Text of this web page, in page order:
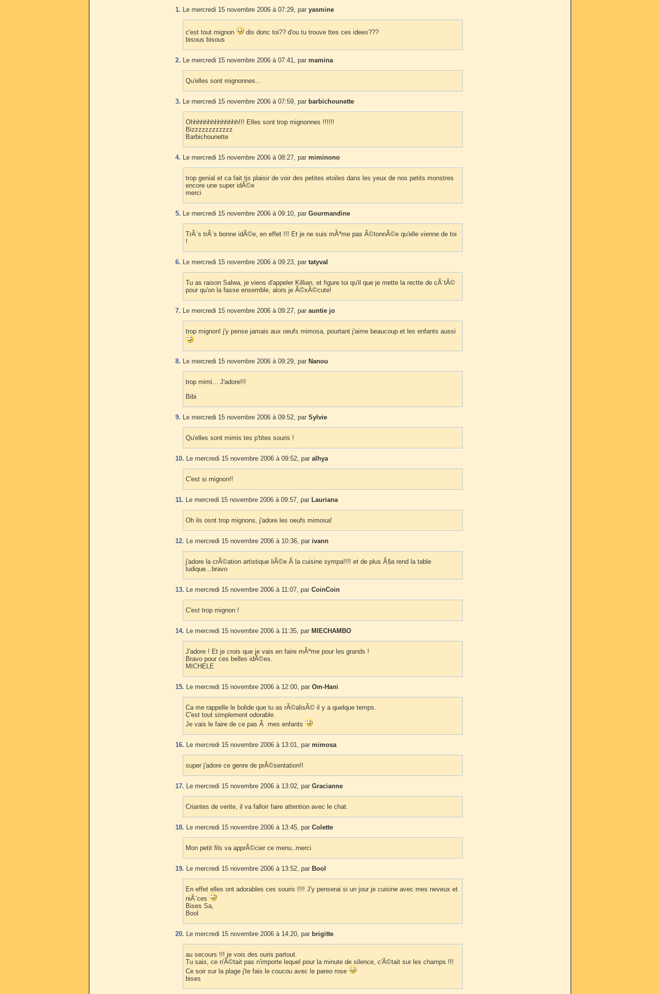
1. Le mercredi 15 novembre 2006 à 07:29, par yasmine
c'est tout mignon
dis donc toi?? d'ou tu trouve ttes ces idees???
bisous bisous
2. Le mercredi 15 novembre 2006 à 07:41, par mamina
Qu'elles sont mignonnes...
3. Le mercredi 15 novembre 2006 à 07:59, par barbichounette
Ohhhhhhhhhhhhhh!!! Elles sont trop mignonnes !!!!!!
Bizzzzzzzzzzzz
Barbichounette
4. Le mercredi 15 novembre 2006 à 08:27, par miminono
trop genial et ca fait tjs plaisir de voir des petites etoiles dans les yeux de nos petits monstres
encore une super idÃ©e
merci
5. Le mercredi 15 novembre 2006 à 09:10, par Gourmandine
TrÃ¨s trÃ¨s bonne idÃ©e, en effet !!! Et je ne suis mÃªme pas Ã©tonnÃ©e qu'elle vienne de toi
!
6. Le mercredi 15 novembre 2006 à 09:23, par tatyval
Tu as raison Salwa, je viens d'appeler Killian, et figure toi qu'il que je mette la rectte de cÃ´tÃ©
pour qu'on la fasse ensemble, alors je Ã©xÃ©cute!
7. Le mercredi 15 novembre 2006 à 09:27, par auntie jo
trop mignon! j'y pense jamais aux oeufs mimosa, pourtant j'aime beaucoup et les enfants aussi
8. Le mercredi 15 novembre 2006 à 09:29, par Nanou
trop mimi... J'adore!!!
Bibi
9. Le mercredi 15 novembre 2006 à 09:52, par Sylvie
Qu'elles sont mimis tes p'tites souris !
10. Le mercredi 15 novembre 2006 à 09:52, par alhya
C'est si mignon!!
11. Le mercredi 15 novembre 2006 à 09:57, par Lauriana
Oh ils osnt trop mignons, j'adore les oeufs mimosa!
12. Le mercredi 15 novembre 2006 à 10:36, par ivann
j'adore la crÃ©ation artistique liÃ©e Ã la cuisine sympa!!!! et de plus Ã§a rend la table
ludique...bravo
13. Le mercredi 15 novembre 2006 à 11:07, par CoinCoin
C'est trop mignon !
14. Le mercredi 15 novembre 2006 à 11:35, par MIECHAMBO
J'adore ! Et je crois que je vais en faire mÃªme pour les grands !
Bravo pour ces belles idÃ©es.
MICHELE
15. Le mercredi 15 novembre 2006 à 12:00, par Om-Hani
Ca me rappelle le bolide que tu as rÃ©alisÃ© il y a quelque temps.
C'est tout simplement odorable.
Je vais le faire de ce pas Ã mes enfants
16. Le mercredi 15 novembre 2006 à 13:01, par mimosa
super j'adore ce genre de prÃ©sentation!!
17. Le mercredi 15 novembre 2006 à 13:02, par Gracianne
Criantes de verite, il va falloir faire attention avec le chat.
18. Le mercredi 15 novembre 2006 à 13:45, par Colette
Mon petit fils va apprÃ©cier ce menu..merci
19. Le mercredi 15 novembre 2006 à 13:52, par Bool
En effet elles ont adorables ces souris !!!! J'y penserai si un jour je cuisine avec mes neveux et
niÃ¨ces
Bises Sa,
Bool
20. Le mercredi 15 novembre 2006 à 14:20, par brigitte
au secours !!! je vois des ouris partout.
Tu sais, ce n'Ã©tait pas n'importe lequel pour la minute de silence, c'Ã©tait sur les champs !!!
Ce soir sur la plage j'te fais le coucou avec le pareo rose
bises